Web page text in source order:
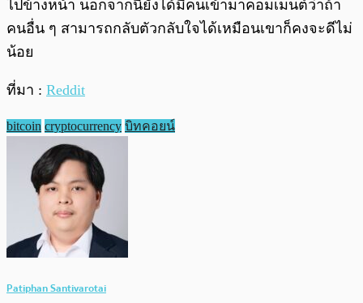
ไปข้างหน้า นอกจากนี้ยังได้มีคนเข้ามาคอมเมนต์ว่าถ้า
คนอื่น ๆ สามารถกลับตัวกลับใจได้เหมือนเขาก็คงจะดีไม่
น้อย
ที่มา : Reddit
bitcoin cryptocurrency บิทคอยน์
Patiphan Santivarotai